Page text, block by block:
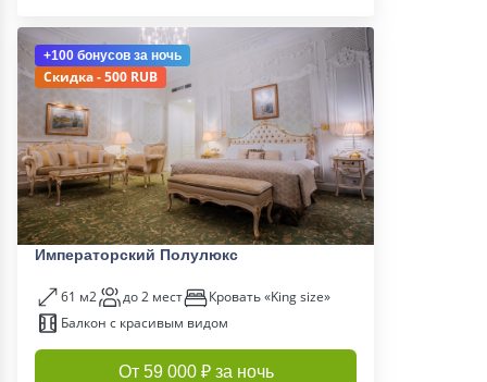
+100 бонусов за ночь
Скидка - 500 RUB
Императорский Полулюкс
61 м2 до 2 мест
Кровать «King size»
Балкон с красивым видом
От 59 000 ₽ за ночь